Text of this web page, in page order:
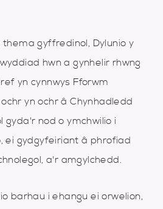
gyffredinol, Dylunio y
hwn a gynhelir rhwng
yn cynnwys Fforwm
yn ochr â Chynhadledd
gyda'r nod o ymchwilio i
ei gydgyfeiriant â phrofiad
a'r amgylchedd.
barhau i ehangu ei orwelion,